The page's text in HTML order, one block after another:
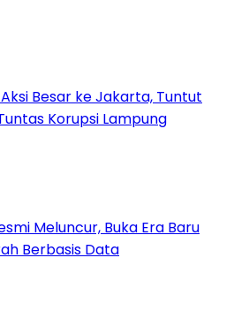
Aksi Besar ke Jakarta, Tuntut
Korupsi Lampung
Meluncur, Buka Era Baru
Berbasis Data